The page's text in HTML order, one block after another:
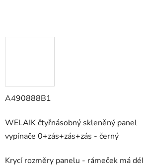
A490888B1
WELAIK čtyřnásobný skleněný panel
vypínače 0+zás+zás+zás - černý
Krycí rozměry panelu - rámeček má